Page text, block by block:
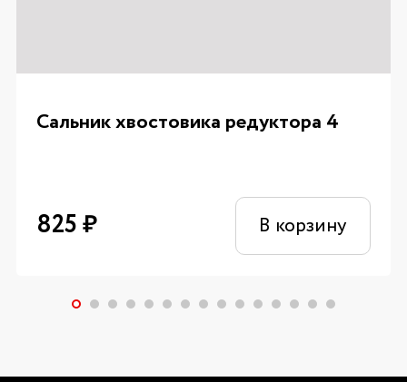
Сальник хвостовика редуктора 4
825₽ В корзину